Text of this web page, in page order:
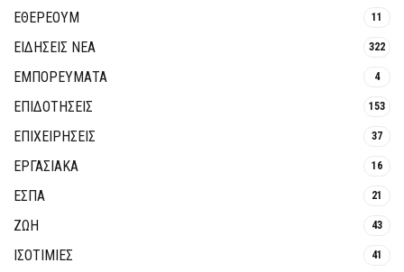
ΕΘΈΡΕΟΥΜ 11
ΕΙΔΗΣΕΙΣ ΝΕΑ 322
ΕΜΠΟΡΕΥΜΑΤΑ 4
ΕΠΙΔΟΤΗΣΕΙΣ 153
ΕΠΙΧΕΙΡΗΣΕΙΣ 37
ΕΡΓΑΣΙΑΚΑ 16
ΕΣΠΑ 21
ΖΩΗ 43
ΙΣΟΤΙΜΙΕΣ 41